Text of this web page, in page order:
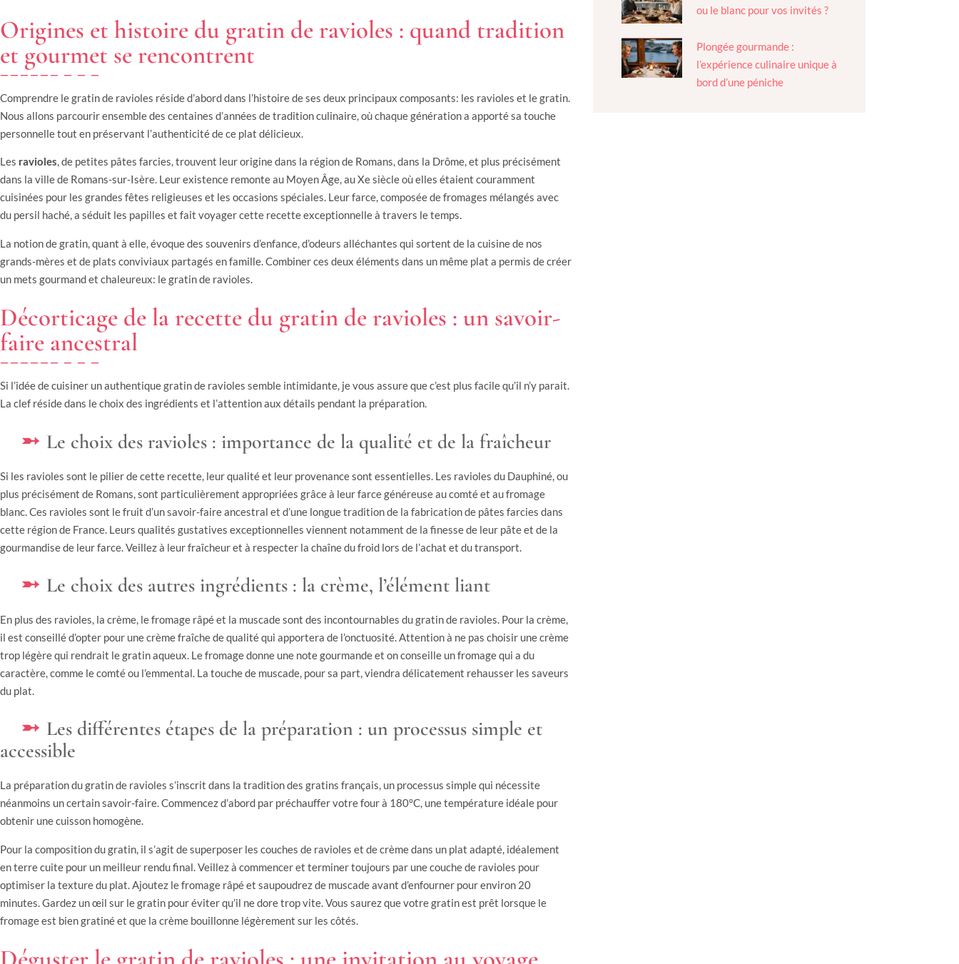
Origines et histoire du gratin de ravioles : quand tradition
et gourmet se rencontrent
Comprendre le gratin de ravioles réside d’abord dans l’histoire de ses deux principaux composants: les ravioles et le gratin.
Nous allons parcourir ensemble des centaines d’années de tradition culinaire, où chaque génération a apporté sa touche
personnelle tout en préservant l’authenticité de ce plat délicieux.
Les ravioles, de petites pâtes farcies, trouvent leur origine dans la région de Romans, dans la Drôme, et plus précisément
dans la ville de Romans-sur-Isère. Leur existence remonte au Moyen Âge, au Xe siècle où elles étaient couramment
cuisinées pour les grandes fêtes religieuses et les occasions spéciales. Leur farce, composée de fromages mélangés avec
du persil haché, a séduit les papilles et fait voyager cette recette exceptionnelle à travers le temps.
La notion de gratin, quant à elle, évoque des souvenirs d’enfance, d’odeurs alléchantes qui sortent de la cuisine de nos
grands-mères et de plats conviviaux partagés en famille. Combiner ces deux éléments dans un même plat a permis de créer
un mets gourmand et chaleureux: le gratin de ravioles.
Décorticage de la recette du gratin de ravioles : un savoir-
faire ancestral
Si l’idée de cuisiner un authentique gratin de ravioles semble intimidante, je vous assure que c’est plus facile qu’il n’y parait.
La clef réside dans le choix des ingrédients et l’attention aux détails pendant la préparation.
Le choix des ravioles : importance de la qualité et de la fraîcheur
Si les ravioles sont le pilier de cette recette, leur qualité et leur provenance sont essentielles. Les ravioles du Dauphiné, ou
plus précisément de Romans, sont particulièrement appropriées grâce à leur farce généreuse au comté et au fromage
blanc. Ces ravioles sont le fruit d’un savoir-faire ancestral et d’une longue tradition de la fabrication de pâtes farcies dans
cette région de France. Leurs qualités gustatives exceptionnelles viennent notamment de la finesse de leur pâte et de la
gourmandise de leur farce. Veillez à leur fraîcheur et à respecter la chaîne du froid lors de l’achat et du transport.
Le choix des autres ingrédients : la crème, l’élément liant
En plus des ravioles, la crème, le fromage râpé et la muscade sont des incontournables du gratin de ravioles. Pour la crème,
il est conseillé d’opter pour une crème fraîche de qualité qui apportera de l’onctuosité. Attention à ne pas choisir une crème
trop légère qui rendrait le gratin aqueux. Le fromage donne une note gourmande et on conseille un fromage qui a du
caractère, comme le comté ou l’emmental. La touche de muscade, pour sa part, viendra délicatement rehausser les saveurs
du plat.
Les différentes étapes de la préparation : un processus simple et
accessible
La préparation du gratin de ravioles s’inscrit dans la tradition des gratins français, un processus simple qui nécessite
néanmoins un certain savoir-faire. Commencez d’abord par préchauffer votre four à 180°C, une température idéale pour
obtenir une cuisson homogène.
Pour la composition du gratin, il s’agit de superposer les couches de ravioles et de crème dans un plat adapté, idéalement
en terre cuite pour un meilleur rendu final. Veillez à commencer et terminer toujours par une couche de ravioles pour
optimiser la texture du plat. Ajoutez le fromage râpé et saupoudrez de muscade avant d’enfourner pour environ 20
minutes. Gardez un œil sur le gratin pour éviter qu’il ne dore trop vite. Vous saurez que votre gratin est prêt lorsque le
fromage est bien gratiné et que la crème bouillonne légèrement sur les côtés.
ou le blanc pour vos invités ?
Plongée gourmande :
l’expérience culinaire unique à
bord d’une péniche